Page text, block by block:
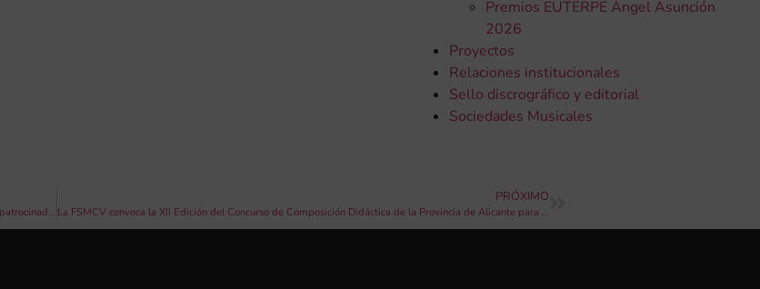
Premios EUTERPE Ángel Asunción
2026
Proyectos
Relaciones institucionales
Sello discrográfico y editorial
Sociedades Musicales
La Banda Simfònica de Dones de la FSMCV inicia su gira 2026 con el apoyo de Cajamar como patrocinador oficial
PRÓXIMO
La FSMCV convoca la XII Edición del Concurso de Composición Didáctica de la Provincia de Alicante para Banda de Música